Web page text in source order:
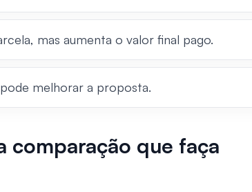
mas aumenta o valor final pago.
melhorar a proposta.
comparação que faça